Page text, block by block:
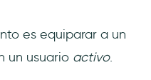
es equiparar a un
un usuario activo.